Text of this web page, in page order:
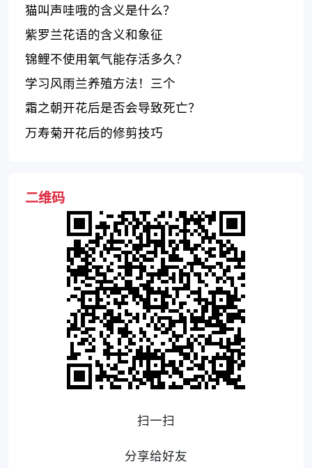
猫叫声哇哦的含义是什么？
紫罗兰花语的含义和象征
锦鲤不使用氧气能存活多久？
学习风雨兰养殖方法！三个
霜之朝开花后是否会导致死亡？
万寿菊开花后的修剪技巧
二维码
扫一扫
分享给好友